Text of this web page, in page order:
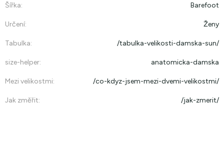
Šířka: Barefoot
Určení: Ženy
Tabulka: /tabulka-velikosti-damska-sun/
size-helper: anatomicka-damska
Mezi velikostmi: /co-kdyz-jsem-mezi-dvemi-velikostmi/
Jak změřit: /jak-zmerit/